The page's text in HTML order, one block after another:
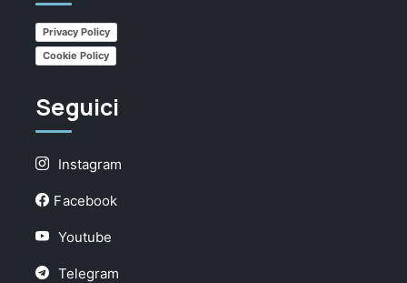
Privacy Policy
Cookie Policy
Seguici
Instagram
Facebook
Youtube
Telegram